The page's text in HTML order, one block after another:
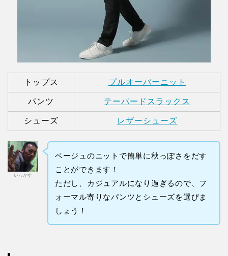
トップス プルオーバーニット
パンツ テーパードスラックス
シューズ レザーシューズ
いっかす
ベージュのニットで簡単に秋っぽさをだす
ことができます！
ただし、カジュアルになり過ぎるので、フ
ォーマル寄りなパンツとシューズを選びま
しょう！